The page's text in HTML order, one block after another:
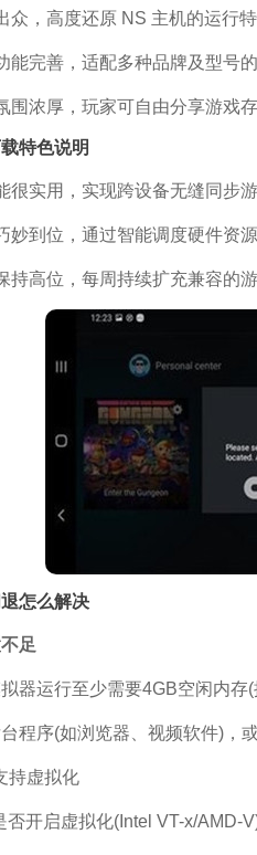
众，高度还原 NS 主机的运行
能完善，适配多种品牌及型号
围浓厚，玩家可自由分享游戏
特色说明
很实用，实现跨设备无缝同步
妙到位，通过智能调度硬件资
持高位，每周持续扩充兼容的
怎么解决
足
器运行至少需要4GB空闲内存
程序(如浏览器、视频软件)，
持虚拟化
否开启虚拟化(Intel VT-x/AMD-